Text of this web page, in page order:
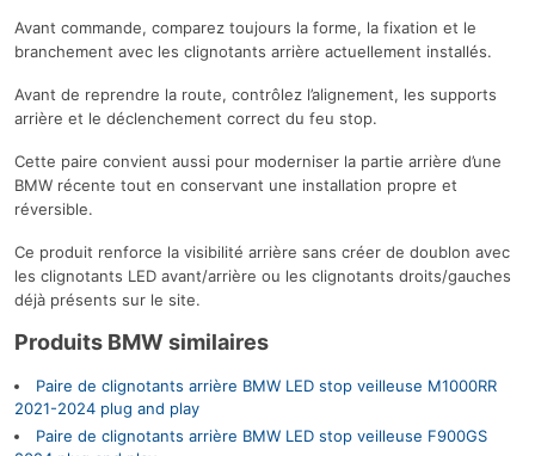
Avant commande, comparez toujours la forme, la fixation et le
branchement avec les clignotants arrière actuellement installés.
Avant de reprendre la route, contrôlez l’alignement, les supports
arrière et le déclenchement correct du feu stop.
Cette paire convient aussi pour moderniser la partie arrière d’une
BMW récente tout en conservant une installation propre et
réversible.
Ce produit renforce la visibilité arrière sans créer de doublon avec
les clignotants LED avant/arrière ou les clignotants droits/gauches
déjà présents sur le site.
Produits BMW similaires
Paire de clignotants arrière BMW LED stop veilleuse M1000RR
2021-2024 plug and play
Paire de clignotants arrière BMW LED stop veilleuse F900GS